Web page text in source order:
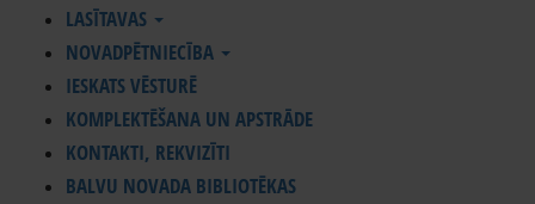
LASĪTAVAS
NOVADPĒTNIECĪBA
IESKATS VĒSTURĒ
KOMPLEKTĒŠANA UN APSTRĀDE
KONTAKTI, REKVIZĪTI
BALVU NOVADA BIBLIOTĒKAS